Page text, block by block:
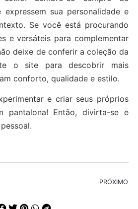
expressem sua personalidade e
Se você está procurando
e versáteis para complementar
deixe de conferir a coleção da
o site para descobrir mais
conforto, qualidade e estilo.
e criar seus próprios
pantalona! Então, divirta-se e
PRÓXIMO